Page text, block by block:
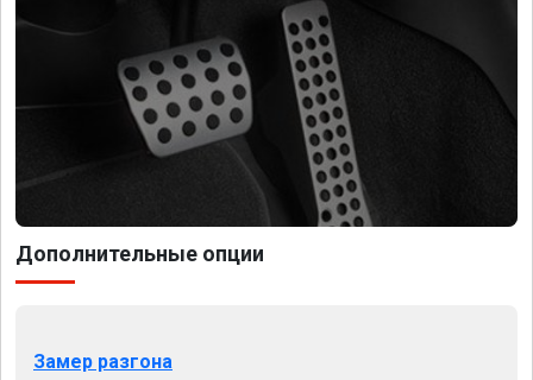
Дополнительные опции
Замер разгона